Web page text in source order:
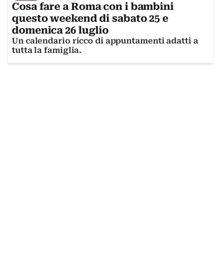
Cosa fare a Roma con i bambini
questo weekend di sabato 25 e
domenica 26 luglio
Un calendario ricco di appuntamenti adatti a
tutta la famiglia.